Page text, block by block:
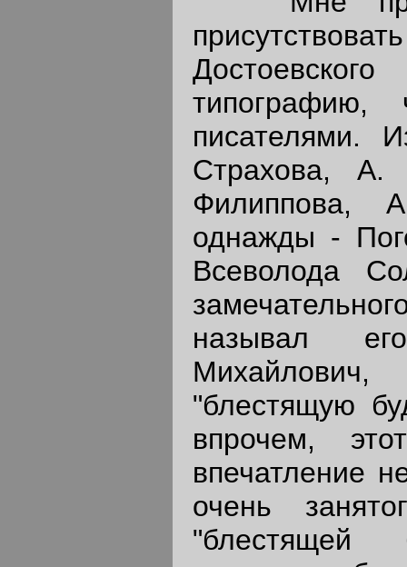
типографию,
Страхова,
Филиппова,
однажды -
Всеволода
называл
"блестящую
впрочем,
впечатление
очень
"блестящей